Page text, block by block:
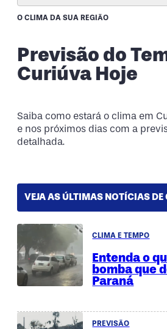
Segunda-Feira
Terça-Feira
12 de agosto
Quarta-Feira
O CLIMA DA SUA REGIÃO
Previsão do
Curiúva Hoje
Saiba como estará o clima em
e nos próximos dias com a
detalhada.
VEJA AS ÚLTIMAS NOTÍCIAS DE
CLIMA E TEMPO
Entenda o
bomba que
Paraná
PREVISÃO